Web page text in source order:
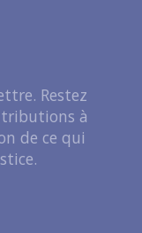
Restez
à
de ce qui